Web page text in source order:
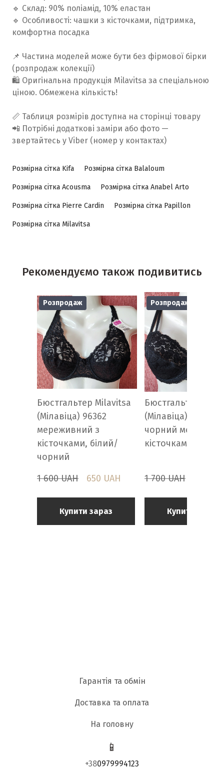
🔹 Склад: 90% поліамід, 10% еластан
🔹 Особливості: чашки з кісточками, підтримка,
комфортна посадка
📌 Частина моделей може бути без фірмової бірки
(розпродаж колекції)
🛍️ Оригінальна продукція Milavitsa за спеціальною
ціною. Обмежена кількість!
📏 Таблиця розмірів доступна на сторінці товару
📲 Потрібні додаткові заміри або фото —
звертайтесь у Viber (номер у контактах)
Розмірна сітка Kifa Розмірна сітка Balaloum
Розмірна сітка Acousma Розмірна сітка Anabel Arto
Розмірна сітка Pierre Cardin Розмірна сітка Papillon
Розмірна сітка Milavitsa
Рекомендуємо також подивитись
Розпродаж
Бюстгальтер Milavitsa
(Мілавіца) 96362
мереживний з
кісточками, білий/
чорний
1 600 UAH
650 UAH
Купити зараз
Розпродаж
Бюстгальтер
(Мілавіца) 11295
чорний
кісточками 80D
1 700 UAH
Купити зараз
Гарантія та обмін
Доставка та оплата
На головну
📱
+380979994123